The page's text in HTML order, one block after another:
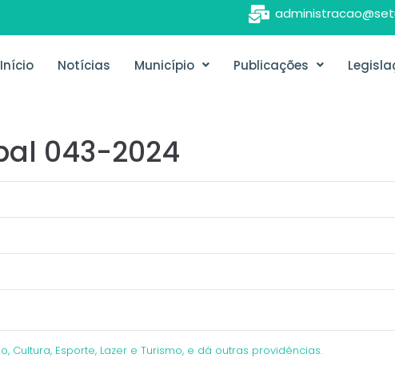
Início Notícias Município Publicações
043-2024
Cultura, Esporte, Lazer e Turismo, e dá outras providências.